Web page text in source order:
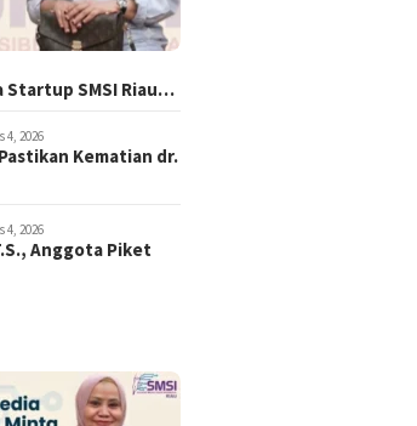
Startup SMSI Riau…
4, 2026
Kematian dr.
4, 2026
Anggota Piket